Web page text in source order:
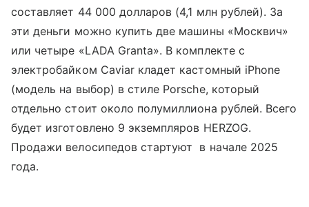
составляет 44 000 долларов (4,1 млн рублей). За
эти деньги можно купить две машины «Москвич»
или четыре «LADA Granta». В комплекте с
электробайком Caviar кладет кастомный iPhone
(модель на выбор) в стиле Porsche, который
отдельно стоит около полумиллиона рублей. Всего
будет изготовлено 9 экземпляров HERZOG.
Продажи велосипедов стартуют в начале 2025
года.